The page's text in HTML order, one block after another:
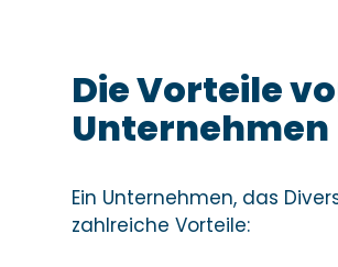
Die Vorteile
Unternehmen
Ein Unternehmen, das
zahlreiche Vorteile: